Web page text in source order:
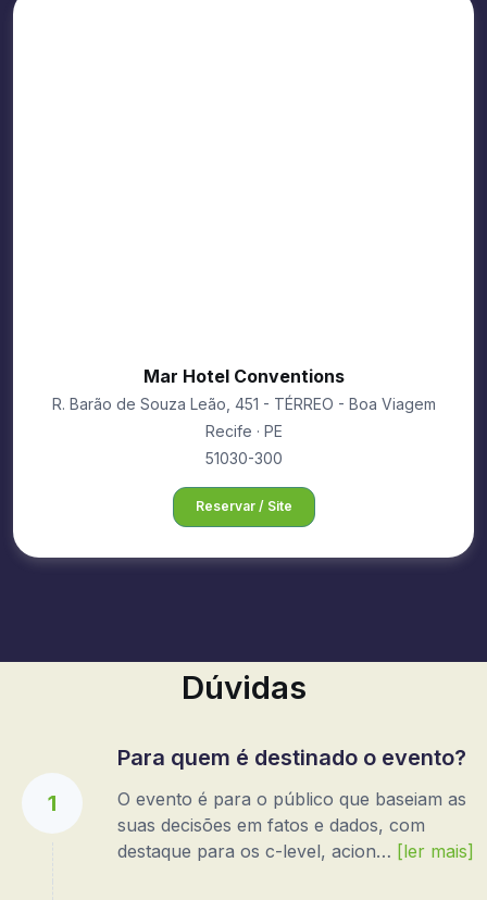
Mar Hotel Conventions
R. Barão de Souza Leão, 451 - TÉRREO - Boa Viagem
Recife · PE
51030-300
Reservar / Site
Dúvidas
1
Para quem é destinado o evento?
O evento é para o público que baseiam as
suas decisões em fatos e dados, com
destaque para os c-level, acion… [ler mais]